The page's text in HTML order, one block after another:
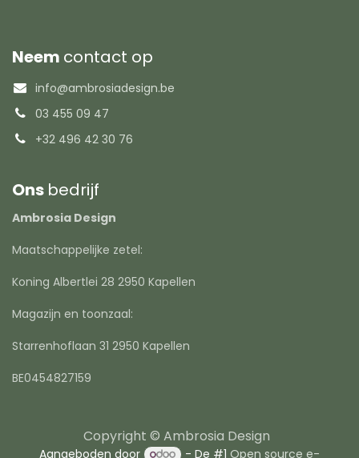
Neem contact op
info@ambrosiadesign.be
03 455 09 47
+32 496 42 30 76
Ons bedrijf
Ambrosia Design
Maatschappelijke zetel:
Koning Albertlei 28 2950 Kapellen
Magazijn en toonzaal:
Starrenhoflaan 31 2950 Kapellen
BE0454827159
Copyright © Ambrosia Design
Aangeboden door - De #1 Open source e-